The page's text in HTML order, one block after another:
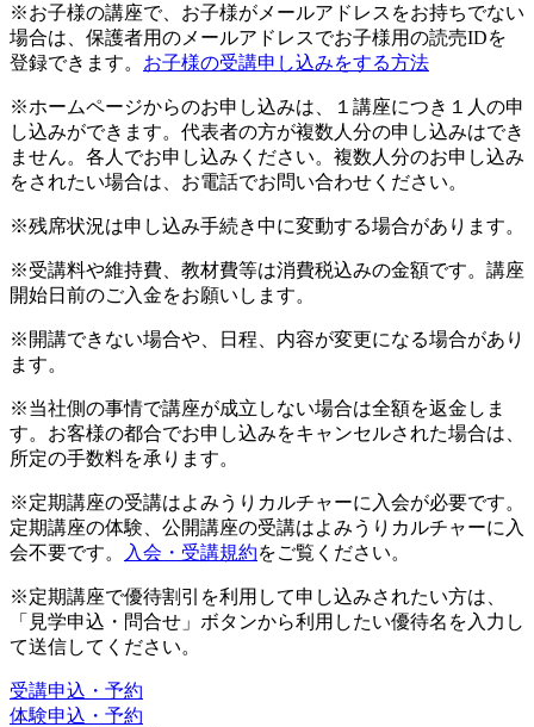
※お子様の講座で、お子様がメールアドレスをお持ちでない
場合は、保護者用のメールアドレスでお子様用の読売IDを
登録できます。 お子様の受講申し込みをする方法
※ホームページからのお申し込みは、１講座につき１人の申
し込みができます。代表者の方が複数人分の申し込みはでき
ません。各人でお申し込みください。複数人分のお申し込み
をされたい場合は、お電話でお問い合わせください。
※残席状況は申し込み手続き中に変動する場合があります。
※受講料や維持費、教材費等は消費税込みの金額です。講座
開始日前のご入金をお願いします。
※開講できない場合や、日程、内容が変更になる場合があり
ます。
※当社側の事情で講座が成立しない場合は全額を返金しま
す。お客様の都合でお申し込みをキャンセルされた場合は、
所定の手数料を承ります。
※定期講座の受講はよみうりカルチャーに入会が必要です。
定期講座の体験、公開講座の受講はよみうりカルチャーに入
会不要です。
入会・受講規約をご覧ください。
※定期講座で優待割引を利用して申し込みされたい方は、
「見学申込・問合せ」ボタンから利用したい優待名を入力し
て送信してください。
受講申込・予約
体験申込・予約